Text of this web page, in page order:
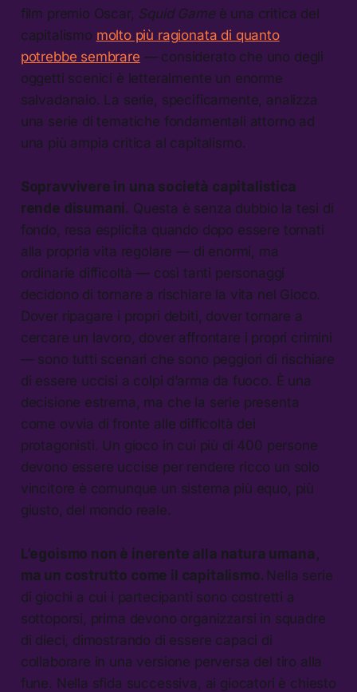
film premio Oscar, Squid Game è una critica del
capitalismo molto più ragionata di quanto
potrebbe sembrare — considerato che uno degli
oggetti scenici è letteralmente un enorme
salvadanaio. La serie, specificamente, analizza
una serie di tematiche fondamentali attorno ad
una più ampia critica al capitalismo.
Sopravvivere in una società capitalistica
rende disumani. Questa è senza dubbio la tesi di
fondo, resa esplicita quando dopo essere tornati
alla propria vita regolare — di enormi, ma
ordinarie difficoltà — così tanti personaggi
decidono di tornare a rischiare la vita nel Gioco.
Dover ripagare i propri debiti, dover tornare a
cercare un lavoro, dover affrontare i propri crimini
— sono tutti scenari che sono peggiori di rischiare
di essere uccisi a colpi d’arma da fuoco. È una
decisione estrema, ma che la serie presenta
come ovvia di fronte alle difficoltà dei
protagonisti. Un gioco in cui più di 400 persone
devono essere uccise per rendere ricco un solo
vincitore è comunque un sistema più equo, più
giusto, del mondo reale.
L’egoismo non è inerente alla natura umana,
ma un costrutto come il capitalismo. Nella serie
di giochi a cui i partecipanti sono costretti a
sottoporsi, prima devono organizzarsi in squadre
di dieci, dimostrando di essere capaci di
collaborare in una versione perversa del tiro alla
fune. Nella sfida successiva, ai giocatori è chiesto